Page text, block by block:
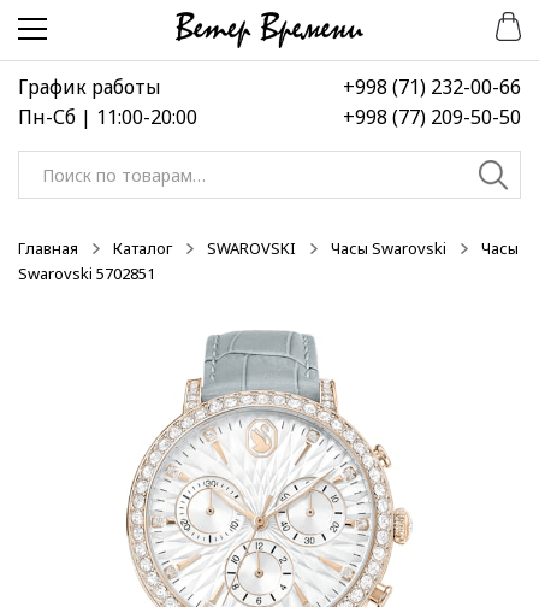
Перейти
навигации
Перейти
содержимому
График работы
Пн-Сб | 11:00-20:00
+998 (71) 232-00-66
+998 (77) 209-50-50
Искать:
Главная Каталог SWAROVSKI Часы Swarovski
Часы
Swarovski 5702851
-30%